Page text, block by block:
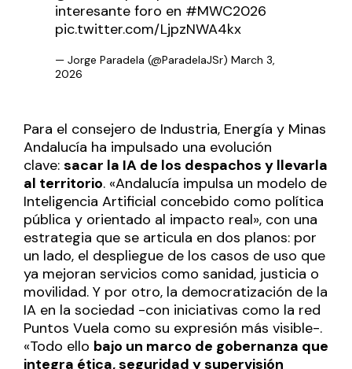
interesante foro en #MWC2026
pic.twitter.com/LjpzNWA4kx
— Jorge Paradela (@ParadelaJSr) March 3,
2026
Para el consejero de Industria, Energía y Minas
Andalucía ha impulsado una evolución
clave: sacar la IA de los despachos y llevarla
al territorio. «Andalucía impulsa un modelo de
Inteligencia Artificial concebido como política
pública y orientado al impacto real», con una
estrategia que se articula en dos planos: por
un lado, el despliegue de los casos de uso que
ya mejoran servicios como sanidad, justicia o
movilidad. Y por otro, la democratización de la
IA en la sociedad -con iniciativas como la red
Puntos Vuela como su expresión más visible-.
«Todo ello bajo un marco de gobernanza que
integra ética, seguridad y supervisión